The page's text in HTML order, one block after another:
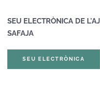
SEU ELECTRÒNICA DE
SAFAJA
SEU ELECTRÒNICA